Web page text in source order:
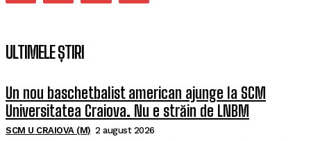
ULTIMELE ȘTIRI
Un nou baschetbalist american ajunge la SCM
Universitatea Craiova. Nu e străin de LNBM
SCM U CRAIOVA (M) 2 august 2026